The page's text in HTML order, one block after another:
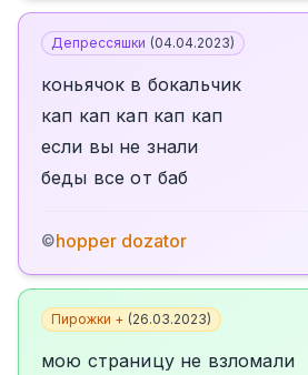
Депрессяшки (04.04.2023)
коньячок в бокальчик
кап кап кап кап кап
если вы не знали
беды все от баб
©hopper dozator
Пирожки + (26.03.2023)
мою страницу не взломали